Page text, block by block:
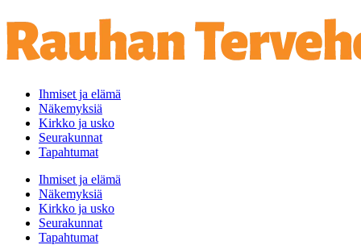
Ihmiset ja elämä
Näkemyksiä
Kirkko ja usko
Seurakunnat
Tapahtumat
Ihmiset ja elämä
Näkemyksiä
Kirkko ja usko
Seurakunnat
Tapahtumat